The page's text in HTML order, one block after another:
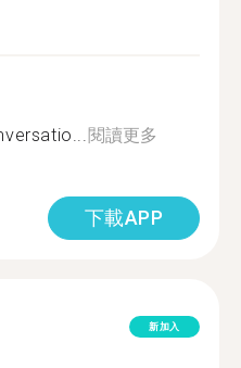
閱讀更多
下載APP
新加入